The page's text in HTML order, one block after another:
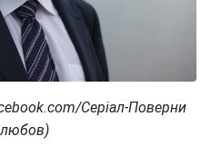
Серіал-Поверни